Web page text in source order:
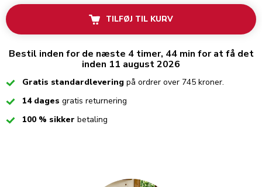
TILFØJ TIL KURV
Bestil inden for de næste 4 timer, 44 min for at få det
inden 11 august 2026
CheckedGratis standardlevering på ordrer over 745 kroner.
Checked14 dages gratis returnering
Checked100 % sikker betaling